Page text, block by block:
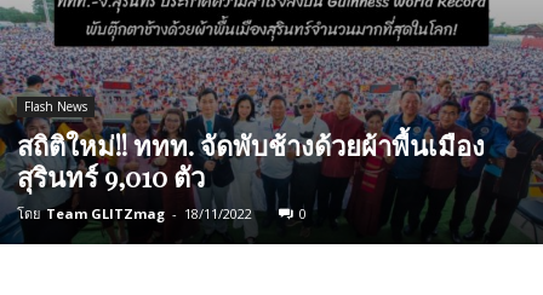
Flash News
สถิติ​ใหม่!! ททท.​ จัดพับช้างด้วย​ผ้า​พื้นเมือง​
สุรินทร์​ 9,010​ ตัว
โดย Team GLITZmag - 18/11/2022 0